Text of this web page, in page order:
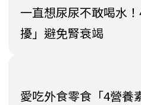
一直想尿尿不敢喝水
擾」避免腎衰竭
愛吃外食零食「4營養